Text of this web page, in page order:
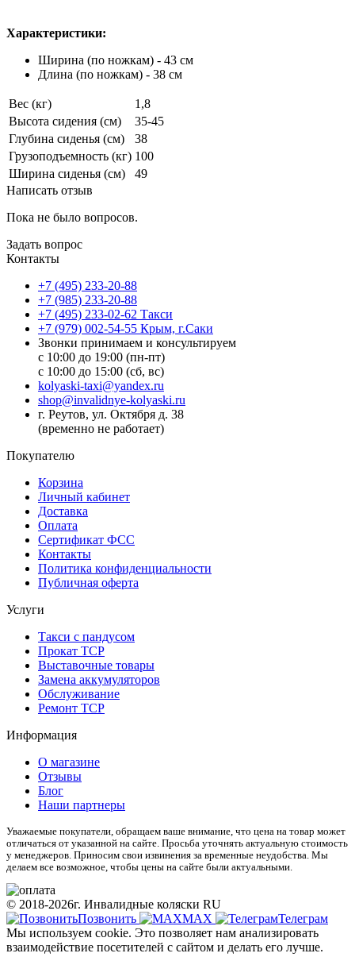
Характеристики:
Ширина (по ножкам) - 43 см
Длина (по ножкам) - 38 см
Вес (кг)
1,8
Высота сидения (см)
35-45
Глубина сиденья (см)
38
Грузоподъемность (кг) 100
Ширина сиденья (см)
49
Написать отзыв
Пока не было вопросов.
Задать вопрос
Контакты
+7 (495) 233-20-88
+7 (985) 233-20-88
+7 (495) 233-02-62 Такси
+7 (979) 002-54-55 Крым, г.Саки
Звонки принимаем и консультируем
с 10:00 до 19:00 (пн-пт)
с 10:00 до 15:00 (сб, вс)
kolyaski-taxi@yandex.ru
shop@invalidnye-kolyaski.ru
г. Реутов, ул. Октября д. 38
(временно не работает)
Покупателю
Корзина
Личный кабинет
Доставка
Оплата
Сертификат ФСС
Контакты
Политика конфиденциальности
Публичная оферта
Услуги
Такси с пандусом
Прокат ТСР
Выставочные товары
Замена аккумуляторов
Обслуживание
Ремонт ТСР
Информация
О магазине
Отзывы
Блог
Наши партнеры
Уважаемые покупатели, обращаем ваше внимание, что цена на товар может
отличаться от указанной на сайте. Просьба уточнять актуальную стоимость
у менеджеров. Приносим свои извинения за временные неудобства. Мы
делаем все возможное, чтобы цены на сайте были актуальными.
© 2018-2026г. Инвалидные коляски RU
Позвонить
МАХ
Телеграм
Мы используем cookie. Это позволяет нам анализировать
взаимодействие посетителей с сайтом и делать его лучше.